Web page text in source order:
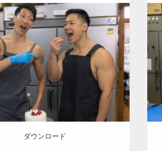
チョ
Update:2023.02.11
ケーキ屋さんのマッチョ
オレ
の人 AKIHITO(細マッチョ)
大胸筋)
和白 (福岡)
ロード
ダウンロード